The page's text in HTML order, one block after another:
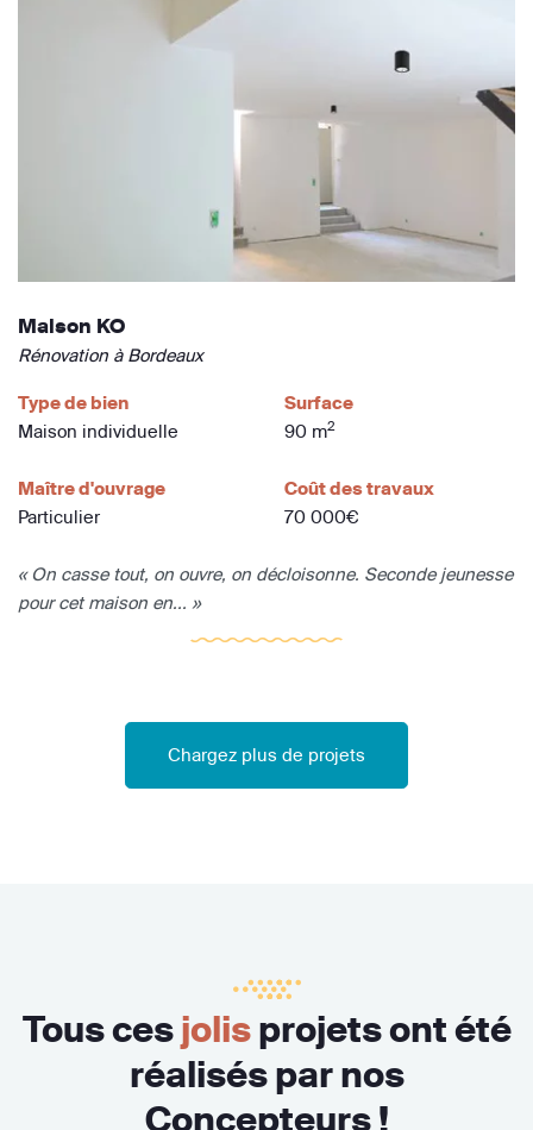
Maison KO
Rénovation à Bordeaux
Type de bien
Maison individuelle
Surface
90 m2
Maître d'ouvrage
Particulier
Coût des travaux
70 000€
« On casse tout, on ouvre, on décloisonne. Seconde jeunesse
pour cet maison en... »
Chargez plus de projets
Tous cesjolisprojets ont été
réalisés par nos
Concepteurs !